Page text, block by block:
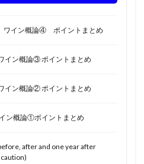
ワイン概論④ ポイントまとめ
イン概論③ ポイントまとめ
イン概論② ポイントまとめ
ン概論①ポイントまとめ
after and one year after